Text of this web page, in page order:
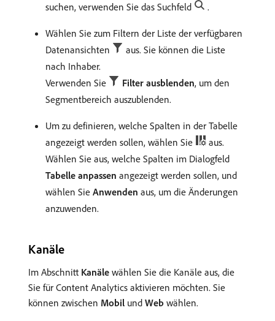
suchen, verwenden Sie das Suchfeld
.
Wählen Sie zum Filtern der Liste der verfügbaren
Datenansichten
aus. Sie können die Liste
nach Inhaber.
Verwenden Sie
Filter ausblenden, um den
Segmentbereich auszublenden.
Um zu definieren, welche Spalten in der Tabelle
angezeigt werden sollen, wählen Sie
aus.
Wählen Sie aus, welche Spalten im Dialogfeld
Tabelle anpassen angezeigt werden sollen, und
wählen Sie Anwenden aus, um die Änderungen
anzuwenden.
Kanäle
Im Abschnitt Kanäle wählen Sie die Kanäle aus, die
Sie für Content Analytics aktivieren möchten. Sie
können zwischen Mobil und Web wählen.